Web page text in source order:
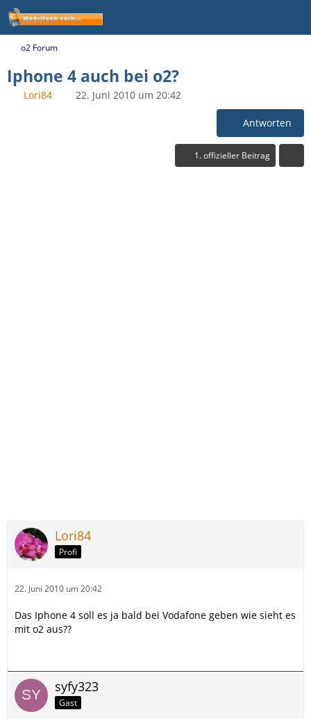
o2 Forum
Iphone 4 auch bei o2?
Lori84 22. Juni 2010 um 20:42
Antworten
1. offizieller Beitrag
Lori84
Profi
22. Juni 2010 um 20:42
Das Iphone 4 soll es ja bald bei Vodafone geben wie sieht es
mit o2 aus??
syfy323
Gast